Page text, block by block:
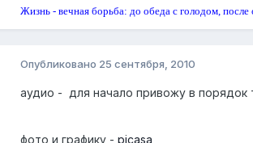
Жизнь - вечная борьба: до обеда с голодом, после
Опубликовано 25 сентября, 2010
аудио - для начало привожу в порядок
фото и графику - picasa